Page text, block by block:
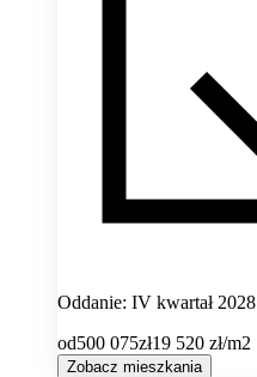
Oddanie: IV kwartał 2028
od500 075zł19 520 zł/m2
Zobacz mieszkania